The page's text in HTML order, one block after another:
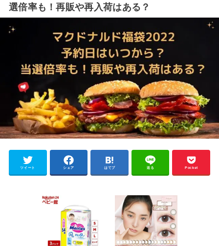
選倍率も！再販や再入荷はある？
ツイート シェア はてブ 送る Pocket